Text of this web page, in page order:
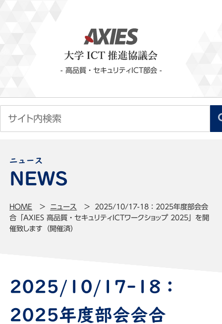
- 高品質・セキュリティICT部会 -
ニュース
HOME ニュース
2025/10/17-18：2025年度部会会
合「AXIES 高品質・セキュリティICTワークショップ 2025」を開
催致します（開催済）
2025/10/17-18：
2025年度部会会合